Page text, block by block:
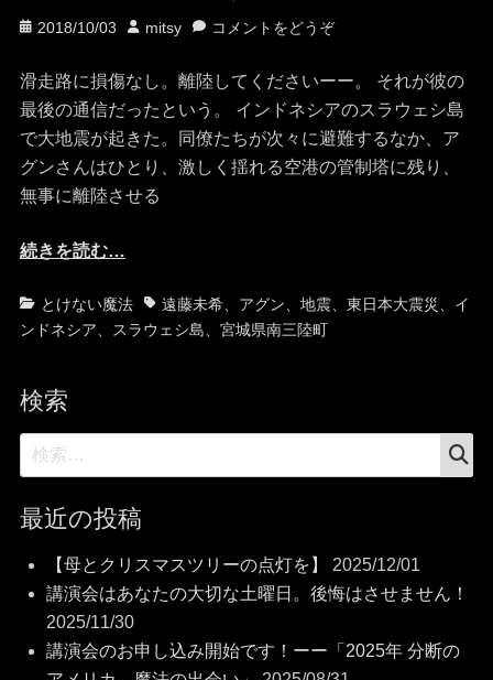
投
日
2018/10/03
投
者
mitsy コメントをどうぞ
滑走路に損傷なし。離陸してくださいーー。 それが彼の
最後の通信だったという。 インドネシアのスラウェシ島
で大地震が起きた。同僚たちが次々に避難するなか、ア
グンさんはひとり、激しく揺れる空港の管制塔に残り、
無事に離陸させる
続きを読む…
カ
テ
ー
とけない魔法
タ
グ
遠藤未希、 アグン、 地震、 東日本大震災、 イ
ンドネシア、 スラウェシ島、 宮城県南三陸町
検索
検
索:
最近の投稿
【母とクリスマスツリーの点灯を】
2025/12/01
講演会はあなたの大切な土曜日。後悔はさせません！
2025/11/30
講演会のお申し込み開始です！ーー「2025年 分断の